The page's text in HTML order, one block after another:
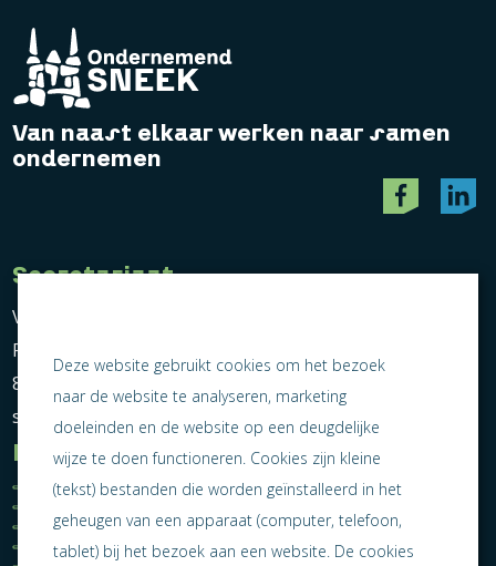
Van naast elkaar werken naar samen
ondernemen
Secretariaat
Vereniging Ondernemend Sneek
Postbus 464
8600 AL Sneek
secretariaat@ondernemendsneek.nl
Informatie
Ledenoverzicht
Algemene voorwaarden
Privacy statement
Nieuws
Lid worden
Contact
Deze website gebruikt cookies om het bezoek
naar de website te analyseren, marketing
doeleinden en de website op een deugdelijke
wijze te doen functioneren. Cookies zijn kleine
(tekst) bestanden die worden geïnstalleerd in het
geheugen van een apparaat (computer, telefoon,
tablet) bij het bezoek aan een website. De cookies